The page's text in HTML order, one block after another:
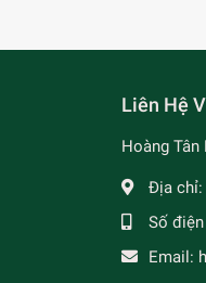
Liên Hệ
Hoàng
Địa chỉ:
Số
Email: